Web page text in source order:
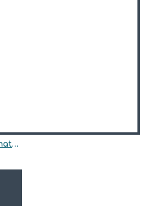
Adidasi copii din piele naturala model DALLAS